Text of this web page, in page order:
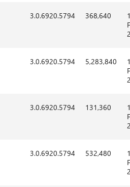
3.0.6920.5794 368,640
3.0.6920.5794 5,283,840
3.0.6920.5794 131,360
3.0.6920.5794 532,480